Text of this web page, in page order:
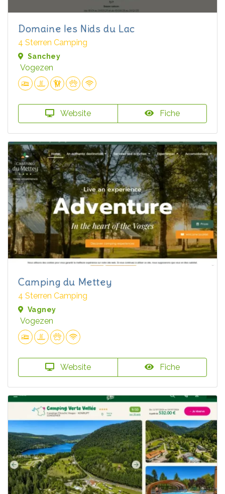
Domaine les Nids du Lac
4 Sterren Camping
Sanchey
Vogezen
Website Fiche
Camping du Mettey
4 Sterren Camping
Vagney
Vogezen
Website Fiche